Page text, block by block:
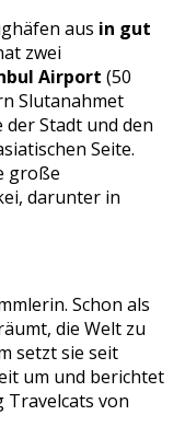
aus in gut
zwei
Airport (50
Slutanahmet
Stadt und den
Seite.
große
darunter in
Schon als
die Welt zu
setzt sie seit
um und berichtet
Travelcats von